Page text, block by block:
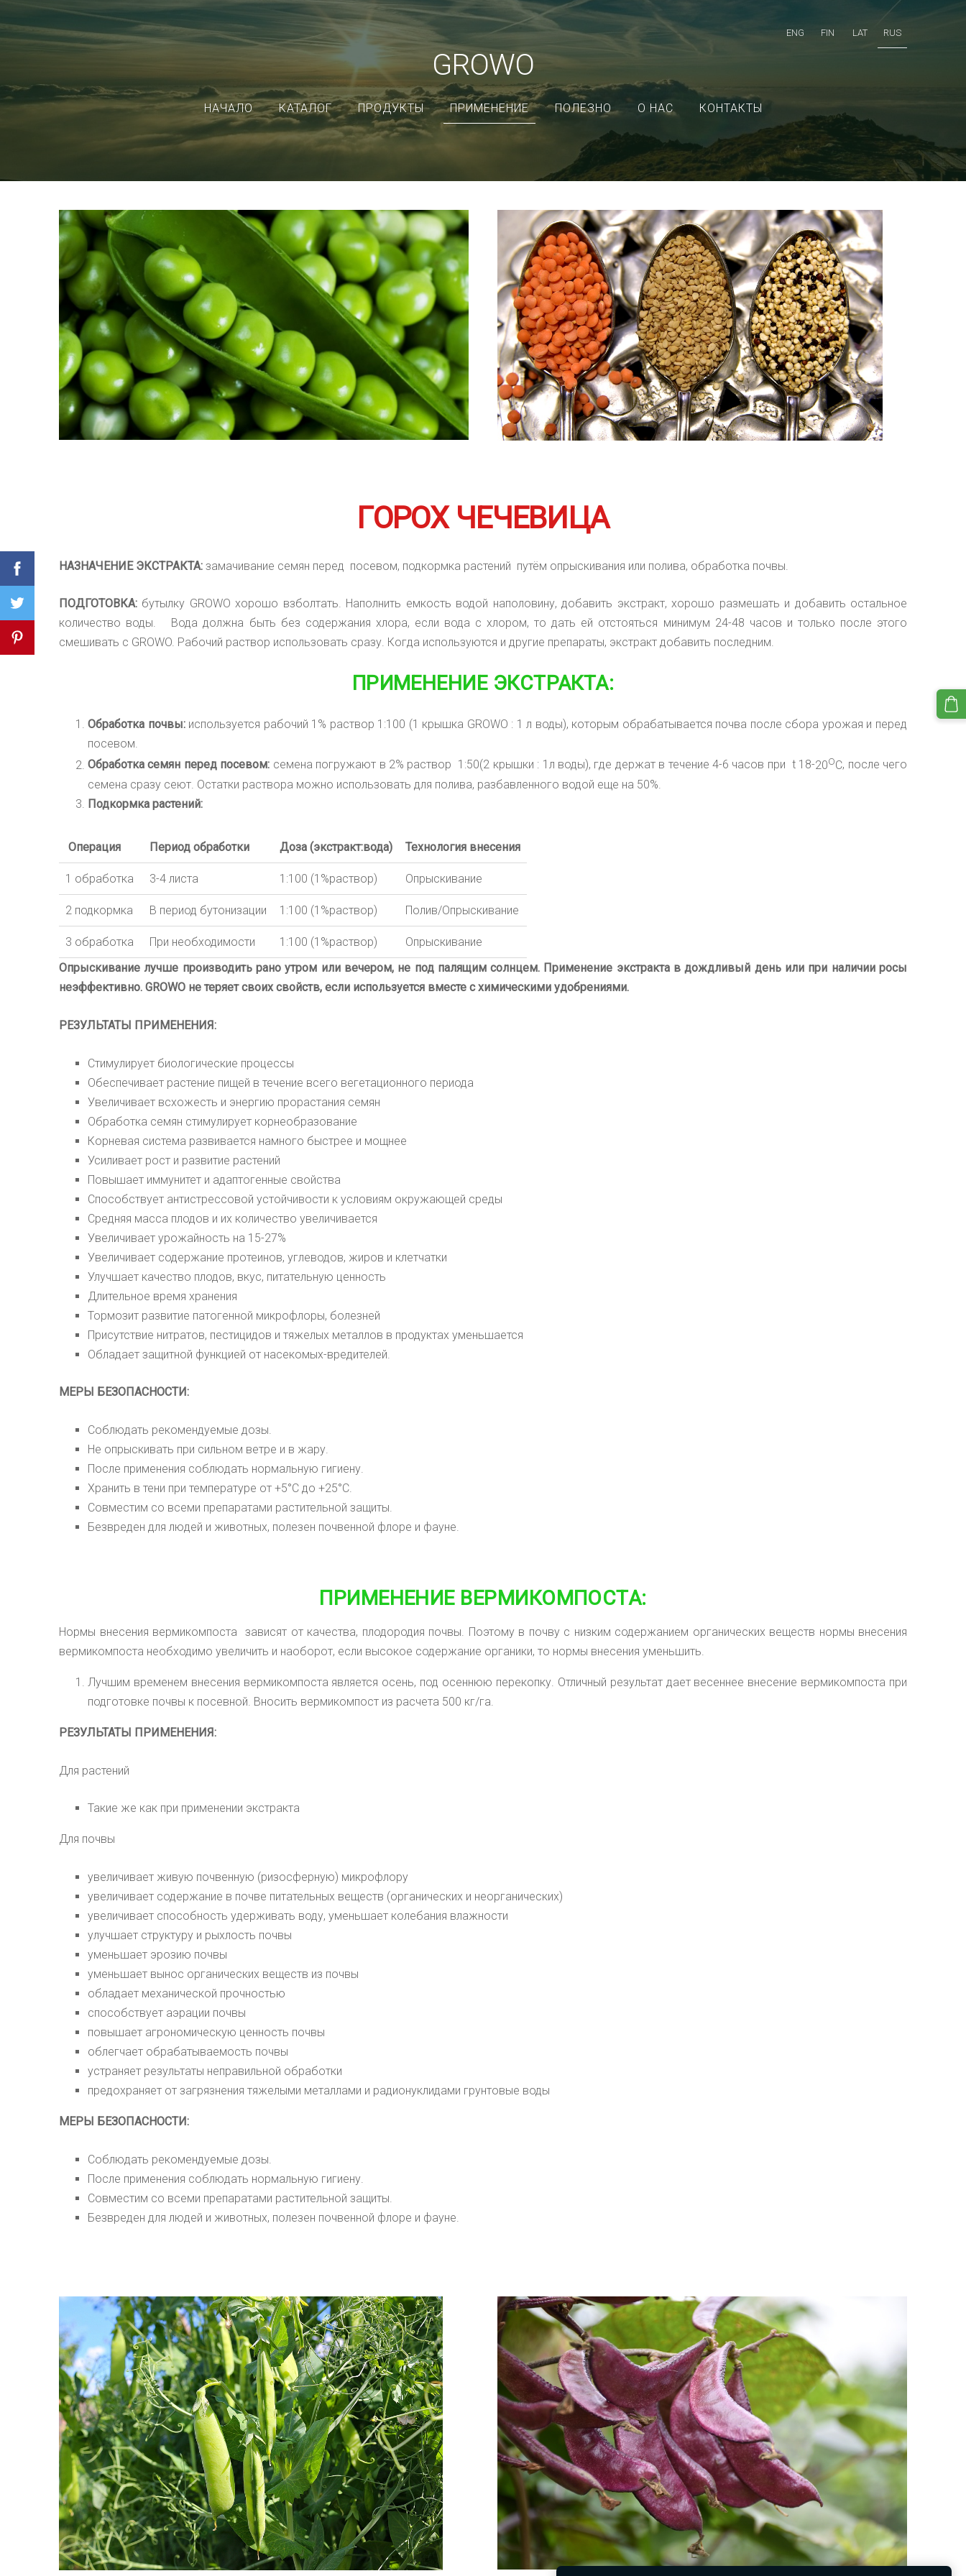
ENG FIN LAT RUS
GROWO
НАЧАЛО КАТАЛОГ ПРОДУКТЫ ПРИМЕНЕНИЕ ПОЛЕЗНО О НАС КОНТАКТЫ
ГОРОХ ЧЕЧЕВИЦА
НАЗНАЧЕНИЕ ЭКСТРАКТА: замачивание семян перед посевом, подкормка растений путём опрыскивания или полива, обработка почвы.
ПОДГОТОВКА: бутылку GROWOхорошо взболтать. Наполнить емкость водой наполовину, добавить экстракт, хорошо размешать и добавить остальное
количество воды. Вода должна быть без содержания хлора, если вода с хлором, то дать ей отстояться минимум 24-48 часов и только после этого
смешивать с GROWO. Рабочий раствор использовать сразу. Когда используются и другие препараты, экстракт добавить последним.
ПРИМЕНЕНИЕ ЭКСТРАКТА:
Обработка почвы:используется рабочий 1% раствор 1:100 (1 крышка GROWO : 1 л воды), которым обрабатывается почва после сбора урожая и перед
посевом.
Обработка семян перед посевом: семена погружают в 2% раствор 1:50(2 крышки : 1л воды), где держат в течение 4-6 часов при t18-20ОC, после чего
семена сразу сеют. Остатки раствора можно использовать для полива, разбавленного водой еще на 50%.
Подкормка растений:
Операция Период обработки Доза (экстракт:вода) Технология внесения
1 обработка 3-4 листа 1:100 (1%раствор) Опрыскивание
2 подкормка В период бутонизации 1:100 (1%раствор) Полив/Опрыскивание
3 обработка При необходимости 1:100 (1%раствор)
Опрыскивание
Опрыскивание лучше производить рано утром или вечером, не под палящим солнцем. Применение экстракта в дождливый день или при наличии росы
неэффективно. GROWO не теряет своих свойств, если используется вместе с химическими удобрениями.
РЕЗУЛЬТАТЫ ПРИМЕНЕНИЯ:
Стимулирует биологические процессы
Обеспечивает растение пищей в течение всего вегетационного периода
Увеличивает всхожесть и энергию прорастания семян
Обработка семян стимулирует корнеобразование
Корневая система развивается намного быстрее и мощнее
Усиливает рост и развитие растений
Повышает иммунитет и адаптогенные свойства
Способствует антистрессовой устойчивости к условиям окружающей среды
Средняя масса плодов и их количество увеличивается
Увеличивает урожайность на 15-27%
Увеличивает содержание протеинов, углеводов, жиров и клетчатки
Улучшает качество плодов, вкус, питательную ценность
Длительное время хранения
Тормозит развитие патогенной микрофлоры, болезней
Присутствие нитратов, пестицидов и тяжелых металлов в продуктах уменьшается
Обладает защитной функцией от насекомых-вредителей.
МЕРЫ БЕЗОПАСНОСТИ:
Соблюдать рекомендуемые дозы.
Не опрыскивать при сильном ветре и в жару.
После применения соблюдать нормальную гигиену.
Хранить в тени при температуре от +5°С до +25°С
Совместим со всеми препаратами растительной защиты.
Безвреден для людей и животных, полезен почвенной флоре и фауне.
ПРИМЕНЕНИЕ ВЕРМИКОМПОСТА:
Нормы внесения вермикомпоста зависят от качества, плодородия почвы. Поэтому в почву с низким содержанием органических веществ нормы внесения
вермикомпоста необходимо увеличить и наоборот, если высокое содержание органики, то нормы внесения уменьшить.
Лучшим временем внесения вермикомпоста является осень, под осеннюю перекопку. Отличный результат дает весеннее внесение вермикомпоста при
подготовке почвы к посевной. Вносить вермикомпост из расчета 500 кг/га.
РЕЗУЛЬТАТЫ ПРИМЕНЕНИЯ:
Для растений
Такие же как при применении экстракта
Для почвы
увеличивает живую почвенную (ризосферную) микрофлору
увеличивает содержание в почве питательных веществ (органических и неорганических)
увеличивает способность удерживать воду, уменьшает колебания влажности
улучшает структуру и рыхлость почвы
уменьшает эрозию почвы
уменьшает вынос органических веществ из почвы
обладает механической прочностью
способствует аэрации почвы
повышает агрономическую ценность почвы
облегчает обрабатываемость почвы
устраняет результаты неправильной обработки
предохраняет от загрязнения тяжелыми металлами и радионуклидами грунтовые воды
МЕРЫ БЕЗОПАСНОСТИ:
Соблюдать рекомендуемые дозы.
После применения соблюдать нормальную гигиену.
Совместим со всеми препаратами растительной защиты.
Безвреден для людей и животных, полезен почвенной флоре и фауне.